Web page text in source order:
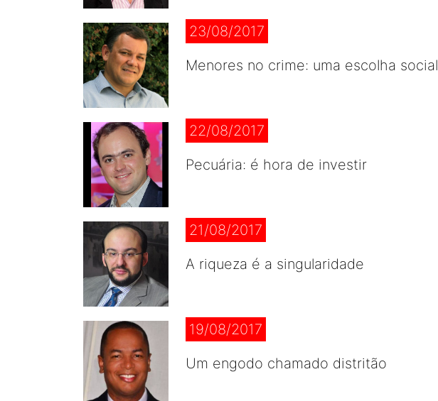
23/08/2017
Menores no crime: uma escolha social
22/08/2017
Pecuária: é hora de investir
21/08/2017
A riqueza é a singularidade
19/08/2017
Um engodo chamado distritão